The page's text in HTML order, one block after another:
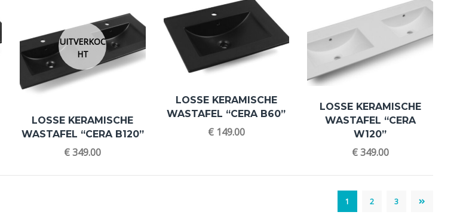
UITVERKOC
HT
LOSSE KERAMISCHE
WASTAFEL “CERA B120”
€349.00
LOSSE KERAMISCHE
WASTAFEL “CERA B60”
€149.00
LOSSE KERAMISCHE
WASTAFEL “CERA
W120”
€349.00
1 2 3